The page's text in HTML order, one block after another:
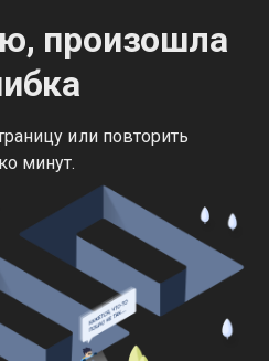
произошла
или повторить
минут.